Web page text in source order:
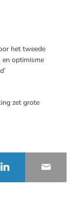
het tweede
en optimisme
zet grote